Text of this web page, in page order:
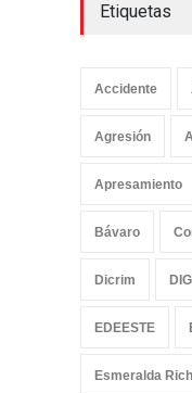
Etiquetas
Accidente
Agresión
Apresamiento
Bávaro
Dicrim
EDEESTE
Esmeralda